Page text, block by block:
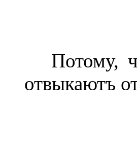
Потому,
отвыкаютъ